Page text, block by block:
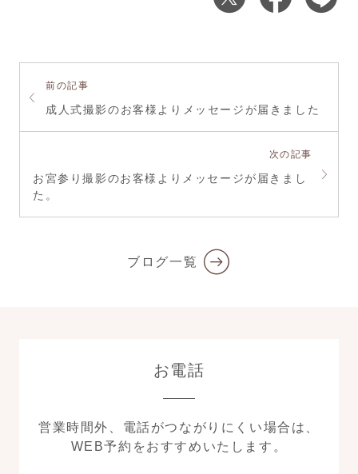
前の記事
成人式撮影のお客様よりメッセージが届きました
次の記事
お宮参り撮影のお客様よりメッセージが届きまし
た。
ブログ一覧
お電話
営業時間外、電話がつながりにくい場合は、
WEB予約をおすすめいたします。